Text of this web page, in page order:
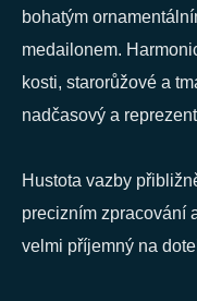
bohatým
medailonem.
kosti, starorůžové a
nadčasový a
Hustota vazby
precizním zpracování
velmi příjemný na